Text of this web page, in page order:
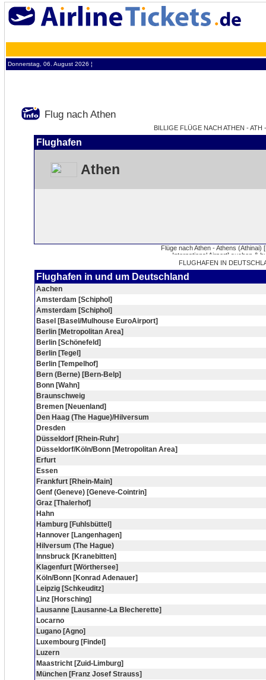
Donnerstag, 06. August 2026 ¦
Flug nach Athen
BILLIGE FLÜGE NACH ATHEN -
Flughafen
Athen
FLUGHAFEN IN
Flughafen in und um Deutschland
Aachen
Amsterdam [Schiphol]
Amsterdam [Schiphol]
Basel [Basel/Mulhouse EuroAirport]
Berlin [Metropolitan Area]
Berlin [Schönefeld]
Berlin [Tegel]
Berlin [Tempelhof]
Bern (Berne) [Bern-Belp]
Bonn [Wahn]
Braunschweig
Bremen [Neuenland]
Den Haag (The Hague)/Hilversum
Dresden
Düsseldorf [Rhein-Ruhr]
Düsseldorf/Köln/Bonn [Metropolitan Area]
Erfurt
Essen
Frankfurt [Rhein-Main]
Genf (Geneve) [Geneve-Cointrin]
Graz [Thalerhof]
Hahn
Hamburg [Fuhlsbüttel]
Hannover [Langenhagen]
Hilversum (The Hague)
Innsbruck [Kranebitten]
Klagenfurt [Wörthersee]
Köln/Bonn [Konrad Adenauer]
Leipzig [Schkeuditz]
Linz [Horsching]
Lausanne [Lausanne-La Blecherette]
Locarno
Lugano [Agno]
Luxembourg [Findel]
Luzern
Maastricht [Zuid-Limburg]
München [Franz Josef Strauss]